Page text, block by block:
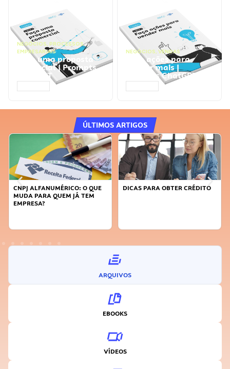
NEGÓCIOS, PROCESSOS
EMPRESARIAIS
Faça uma proposta
comercial | Prompts
ChatGPT
NEGÓCIOS, VENDAS
Faça ações para
vender mais |
Prompts ChatGPT
ÚLTIMOS ARTIGOS
DICAS PARA OBTER CRÉDITO
FAÇA A DIFERENÇA: SEJA
ARQUIVOS
EBOOKS
VÍDEOS